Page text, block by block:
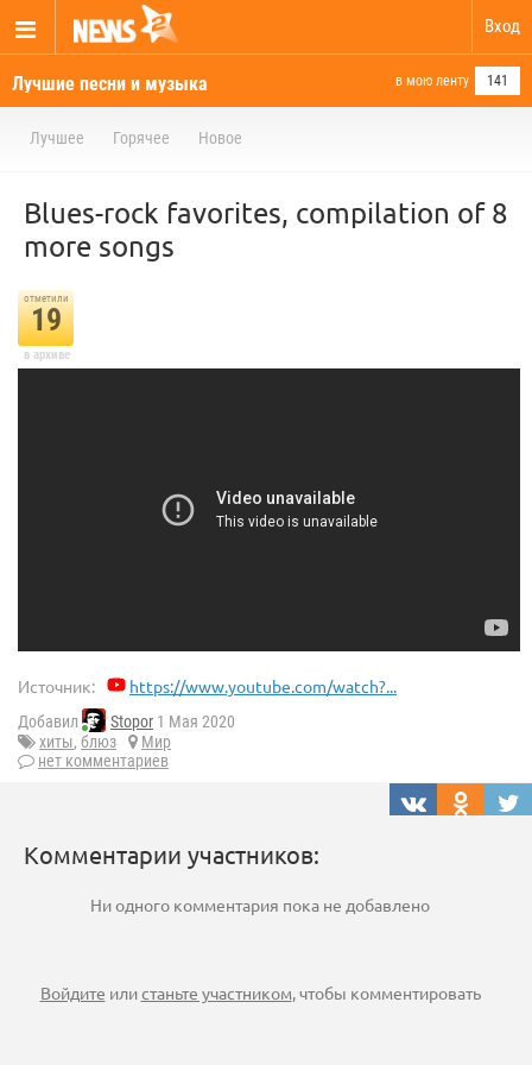
Вход
Лучшие песни и музыка в мою ленту 141
Лучшее Горячее Новое
Blues-rock favorites, compilation of 8
more songs
отметили
19
в архиве
Источник: https://www.youtube.com/watch?...
Добавил Stopor 1 Мая 2020
хиты, блюз
Мир
нет комментариев
Комментарии участников:
Ни одного комментария пока не добавлено
Войдите илистаньте участником, чтобы комментировать